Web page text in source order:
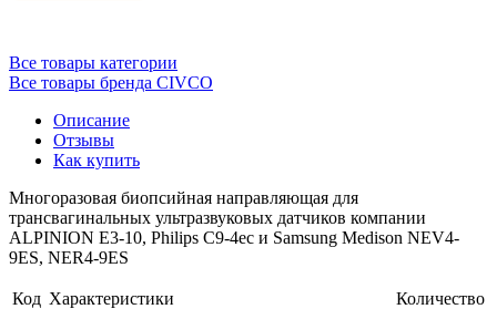
Все товары категории
Все товары бренда CIVCO
Описание
Отзывы
Как купить
Многоразовая биопсийная направляющая для
трансвагинальных ультразвуковых датчиков компании
ALPINION E3-10, Philips C9-4ec и Samsung Medison NEV4-
9ES, NER4-9ES
Код Характеристики Количество